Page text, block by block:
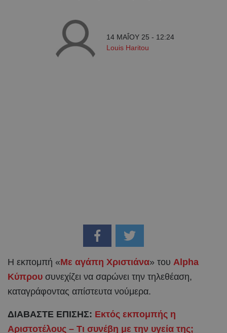
14 ΜΑΪ́ΟΥ 25 - 12:24
Louis Haritou
Η εκπομπή «Με αγάπη Χριστιάνα» του Alpha
Κύπρου συνεχίζει να σαρώνει την τηλεθέαση,
καταγράφοντας απίστευτα νούμερα.
ΔΙΑΒΑΣΤΕ ΕΠΙΣΗΣ: Εκτός εκπομπής η
Αριστοτέλους – Τι συνέβη με την υγεία της;